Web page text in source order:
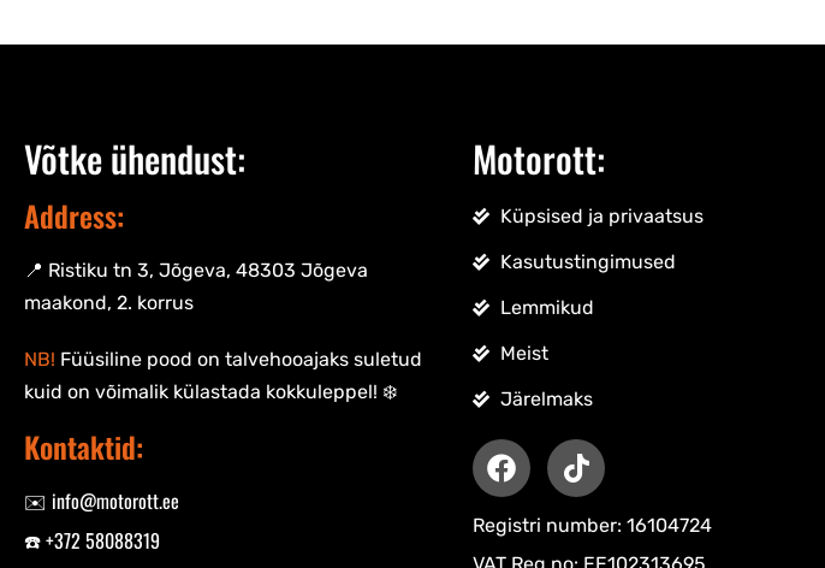
Võtke ühendust:
Address:
📍 Ristiku tn 3, Jõgeva, 48303 Jõgeva
maakond, 2. korrus
NB! Füüsiline pood on talvehooajaks suletud
kuid on võimalik külastada kokkuleppel! ❄️
Kontaktid:
✉️ info@motorott.ee
☎️ +372 58088319
Motorott:
Küpsised ja privaatsus
Kasutustingimused
Lemmikud
Meist
Järelmaks
Registri number: 16104724
VAT Reg no: EE102313695